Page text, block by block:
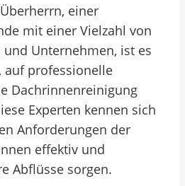
einer
mit einer Vielzahl von
Unternehmen, ist es
auf professionelle
Dachrinnenreinigung
Experten kennen sich
Anforderungen der
effektiv und
Abflüsse sorgen.